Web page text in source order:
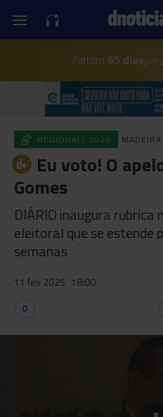
Faltam 65 dias
REGIONAIS 2025 MADEIRA
Eu voto! O
Gomes
DIÁRIO inaugura rubrica
eleitoral que se estende
semanas
11 fev 2025 18:00
0